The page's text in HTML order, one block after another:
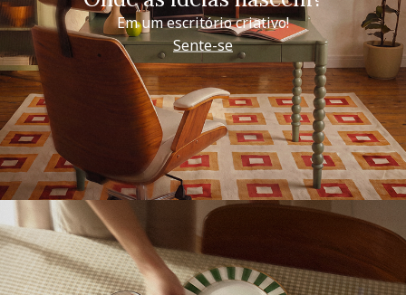
Em um escritório criativo!
Sente-se